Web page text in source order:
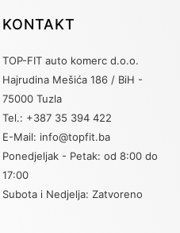
KONTAKT
TOP-FIT auto komerc d.o.o.
Hajrudina Mešića 186 / BiH -
75000 Tuzla
Tel.: +387 35 394 422
E-Mail: info@topfit.ba
Ponedjeljak - Petak: od 8:00 do
17:00
Subota i Nedjelja: Zatvoreno